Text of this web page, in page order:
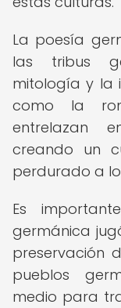
La poesía
las tribus
mitología y la
como la
entrelazan
creando un
perdurado a
Es
germánica
preservación
pueblos
medio para